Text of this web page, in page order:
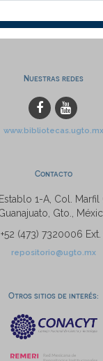
Nuestras redes
www.bibliotecas.ugto.mx
Contacto
1-A, Col. Marfil
Gto.,
(473) 7320006 Ext.
repositorio@ugto.mx
Otros sitios de interés: